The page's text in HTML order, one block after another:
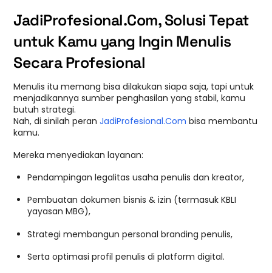
JadiProfesional.Com, Solusi Tepat
untuk Kamu yang Ingin Menulis
Secara Profesional
Menulis itu memang bisa dilakukan siapa saja, tapi untuk
menjadikannya sumber penghasilan yang stabil, kamu
butuh strategi.
Nah, di sinilah peranJadiProfesional.Com bisa membantu
kamu.
Mereka menyediakan layanan:
Pendampingan legalitas usaha penulis dan kreator,
Pembuatan dokumen bisnis & izin (termasuk KBLI
yayasan MBG),
Strategi membangun personal branding penulis,
Serta optimasi profil penulis di platform digital.